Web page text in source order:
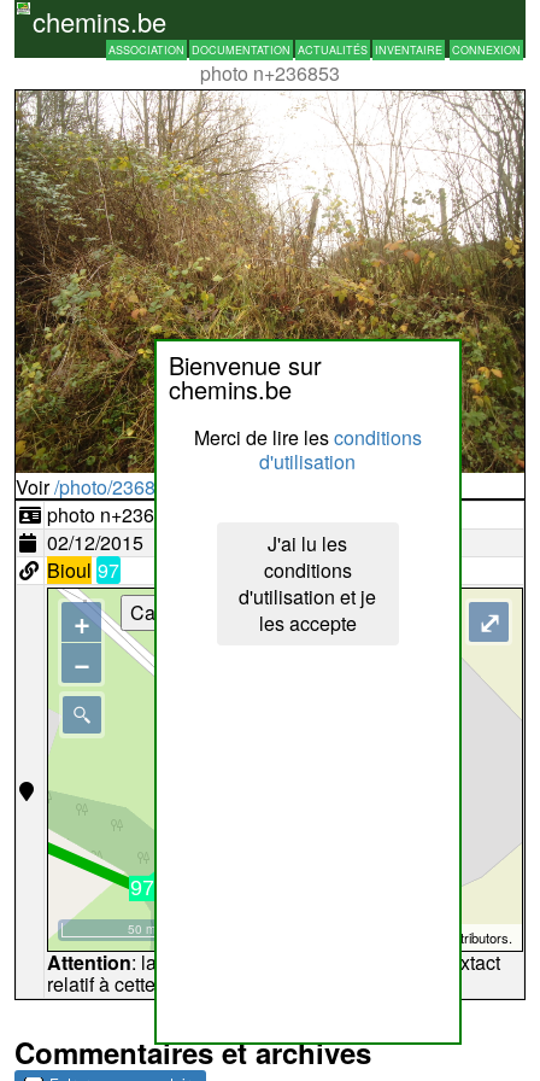
chemins.be
ASSOCIATION DOCUMENTATION ACTUALITÉS INVENTAIRE CONNEXION
photo n+236853
Bienvenue sur
chemins.be
Merci de lire lesconditions
d'utilisation
J'ai lu les
conditions
d'utilisation et je
les accepte
Voir/photo/236853?typ=d
photo n+236853
02/12/2015
Bioul 97
contributors.
50 m
+
−
⤢
Cartes
Attention: la carte peut ne pas refléter l'endroit extact
relatif à cette archive
Commentaires et archives